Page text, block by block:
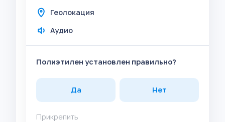
Геолокация
Аудио
Полиэтилен установлен правильно?
Да Нет
Прикрепить